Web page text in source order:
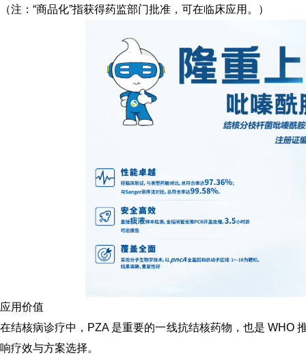
（注：“商品化”指获得药监部门批准，可在临床应用。）
应用价值
在结核病诊疗中，PZA 是重要的一线抗结核药物，也是 WHO
响疗效与方案选择。